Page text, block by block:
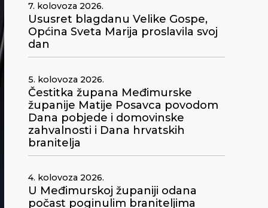
7. kolovoza 2026.
Ususret blagdanu Velike Gospe,
Općina Sveta Marija proslavila svoj
dan
5. kolovoza 2026.
Čestitka župana Međimurske
županije Matije Posavca povodom
Dana pobjede i domovinske
zahvalnosti i Dana hrvatskih
branitelja
4. kolovoza 2026.
U Međimurskoj županiji odana
počast poginulim braniteljima